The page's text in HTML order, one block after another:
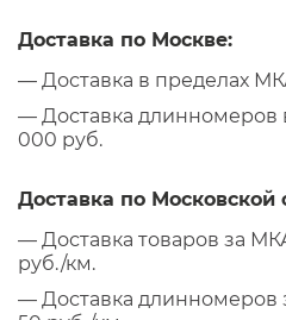
Доставка по Москве:
— Доставка в пределах
— Доставка длинномеров
000 руб.
Доставка по Московской
— Доставка товаров за
руб./км.
— Доставка длинномеров